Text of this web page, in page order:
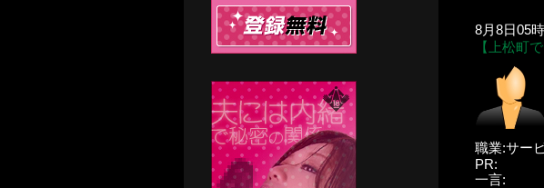
8月8日05時
【上松町
職業:サー
PR:
一言: